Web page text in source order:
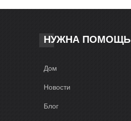
НУЖНА ПОМОЩЬ
Дом
Новости
Блог